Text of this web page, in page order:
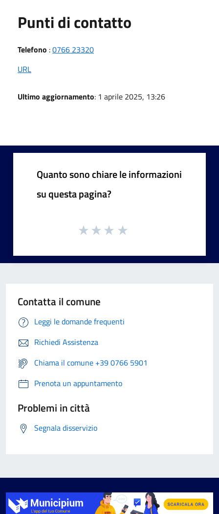
Punti di contatto
Telefono :0766 23320
URL
Ultimo aggiornamento: 1 aprile 2025, 13:26
Quanto sono chiare le informazioni
su questa pagina?
Contatta il comune
Leggi le domande frequenti
Richiedi Assistenza
Chiama il comune +39 0766 5901
Prenota un appuntamento
Problemi in città
Segnala disservizio